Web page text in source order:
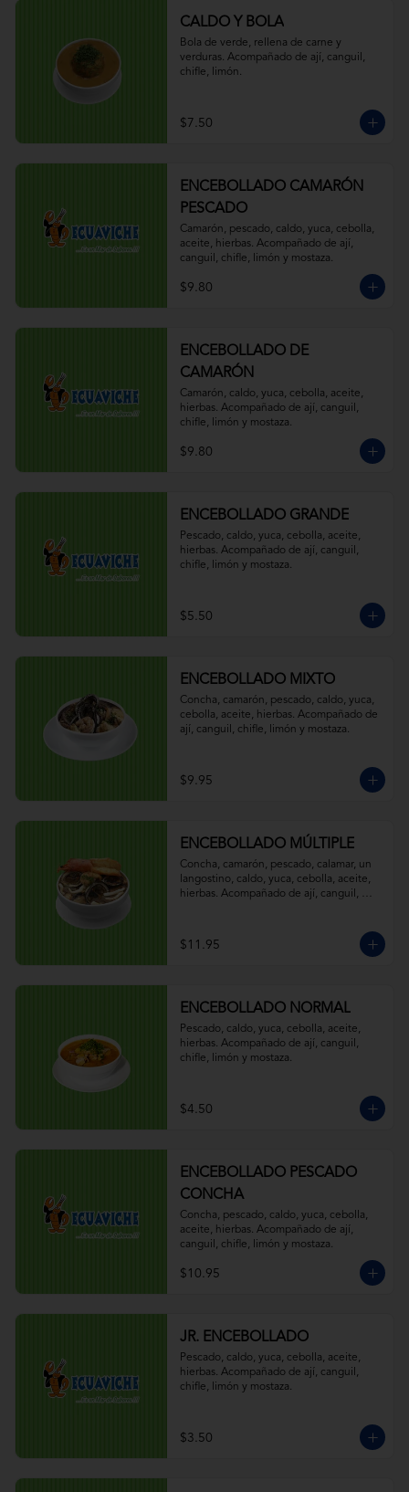
CALDO Y BOLA
Bola de verde, rellena de carne y
verduras. Acompañado de ají, canguil,
chifle, limón.
$7.50
ENCEBOLLADO CAMARÓN
PESCADO
Camarón, pescado, caldo, yuca, cebolla,
aceite, hierbas. Acompañado de ají,
canguil, chifle, limón y mostaza.
$9.80
ENCEBOLLADO DE
CAMARÓN
Camarón, caldo, yuca, cebolla, aceite,
hierbas. Acompañado de ají, canguil,
chifle, limón y mostaza.
$9.80
ENCEBOLLADO GRANDE
Pescado, caldo, yuca, cebolla, aceite,
hierbas. Acompañado de ají, canguil,
chifle, limón y mostaza.
$5.50
ENCEBOLLADO MIXTO
Concha, camarón, pescado, caldo, yuca,
cebolla, aceite, hierbas. Acompañado de
ají, canguil, chifle, limón y mostaza.
$9.95
ENCEBOLLADO MÚLTIPLE
Concha, camarón, pescado, calamar, un
langostino, caldo, yuca, cebolla, aceite,
hierbas. Acompañado de ají, canguil,
$11.95
ENCEBOLLADO NORMAL
Pescado, caldo, yuca, cebolla, aceite,
hierbas. Acompañado de ají, canguil,
chifle, limón y mostaza.
$4.50
ENCEBOLLADO PESCADO
CONCHA
Concha, pescado, caldo, yuca, cebolla,
aceite, hierbas. Acompañado de ají,
canguil, chifle, limón y mostaza.
$10.95
JR. ENCEBOLLADO
Pescado, caldo, yuca, cebolla, aceite,
hierbas. Acompañado de ají, canguil,
chifle, limón y mostaza.
$3.50